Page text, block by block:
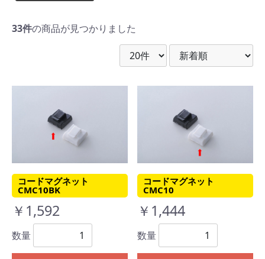
33件の商品が見つかりました
コードマグネット
CMC10BK
￥1,592
数量
コードマグネット
CMC10
￥1,444
数量